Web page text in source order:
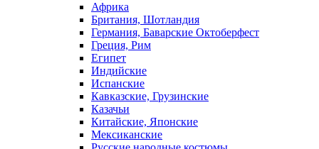
Африка
Британия, Шотландия
Германия, Баварские Октоберфест
Греция, Рим
Египет
Индийские
Испанские
Кавказские, Грузинские
Казачьи
Китайские, Японские
Мексиканские